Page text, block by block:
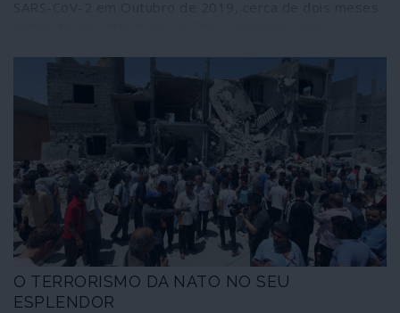
ser a próxima pandemia, uma ciberpandemia com tal
dimensão que, comparativamente, faria a crise da
COVID-19 parecer um “pequeno distúrbio”. Quem o diz
é o chefe do Fórum Económico Mundial (WEF na sigla
inglesa), Klaus Schwab, ardente defensor do
aproveitamento destas convulsões como “janelas de
oportunidade” para proceder ao “novo reinício”, o Great
Reset do capitalismo.
O TERRORISMO DA NATO NO SEU
ESPLENDOR